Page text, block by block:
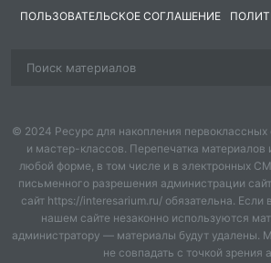
ПОЛЬЗОВАТЕЛЬСКОЕ СОГЛАШЕНИЕ
© 2024 Ресурс для накопления первоклассных
и мастер-классов. Перепечатка материалов
любой форме, в том числе и в электронных
письменного разрешения администрации
сайт https://interesarium.ru/ обязательна. Если
нашем сайте незаконно используются
администратору — материалы будут удалены.
не совпадать с точкой зрения